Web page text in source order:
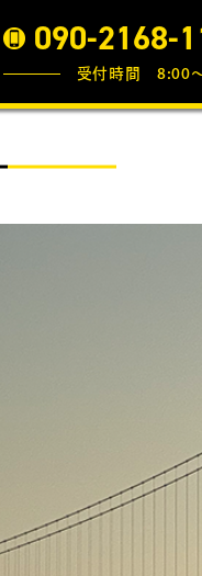
090-2168-
受付時間 8:00